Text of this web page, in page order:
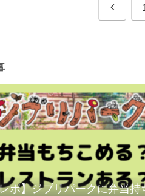
ポ】ジブリパークに弁当持